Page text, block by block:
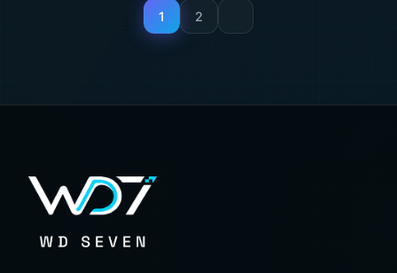
1 2